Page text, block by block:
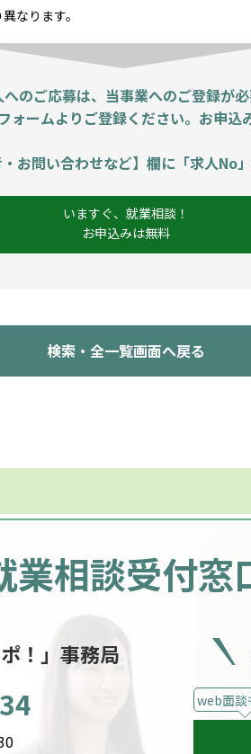
なります。
のご応募は、当事業へのご登録が必
ォームよりご登録ください。お申込
お問い合わせなど】欄に「求人No」
いますぐ、就業相談！
お申込みは無料
検索・全一覧画面へ戻る
業相談受付窓
！」事務局
web面談